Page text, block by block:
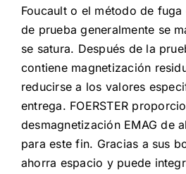
Foucault o el método de
de prueba generalmente se
se satura. Después de la
contiene magnetización
reducirse a los valores
entrega. FOERSTER
desmagnetización EMAG de
para este fin. Gracias a sus
ahorra espacio y puede